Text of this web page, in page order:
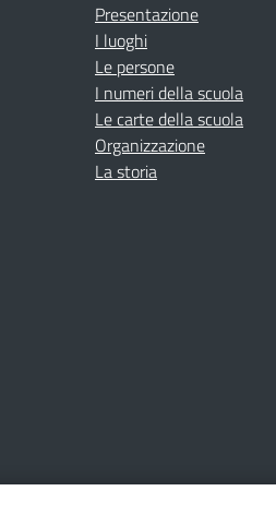
Presentazione
I luoghi
Le persone
I numeri della scuola
Le carte della scuola
Organizzazione
La storia
onlinePrivacy Policy